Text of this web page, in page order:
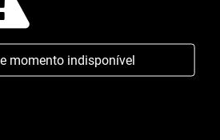
momento indisponível